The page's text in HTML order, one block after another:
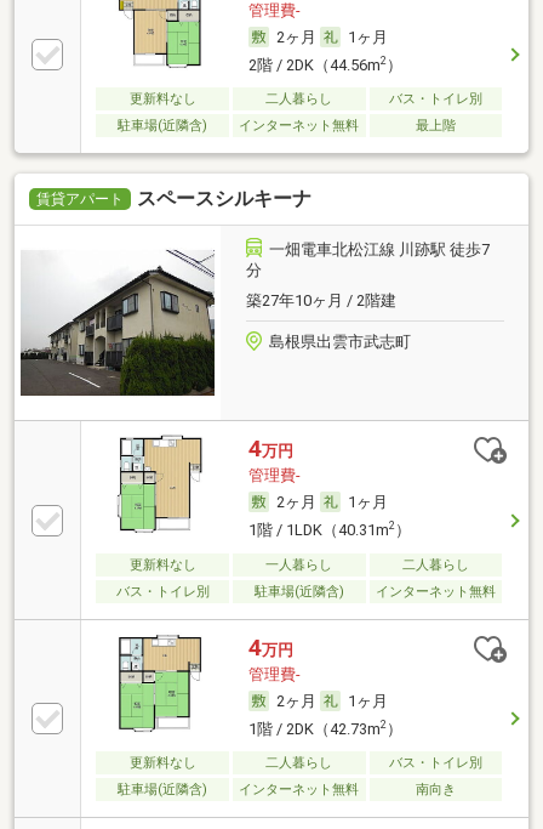
管理費-
2ヶ月
1ヶ月
2階 / 2DK（44.56m2）
更新料なし 二人暮らし
バス・トイレ別
駐車場(近隣含)
インターネット無料 最上階
賃貸アパート スペースシルキーナ
一畑電車北松江線 川跡駅 徒歩7
分
築27年10ヶ月 / 2階建
島根県出雲市武志町
4万円
管理費-
2ヶ月
1ヶ月
1階 / 1LDK（40.31m2）
更新料なし 一人暮らし
二人暮らし
バス・トイレ別
駐車場(近隣含) インターネット無料
4万円
管理費-
2ヶ月
1ヶ月
1階 / 2DK（42.73m2）
更新料なし 二人暮らし
バス・トイレ別
駐車場(近隣含)
インターネット無料 南向き